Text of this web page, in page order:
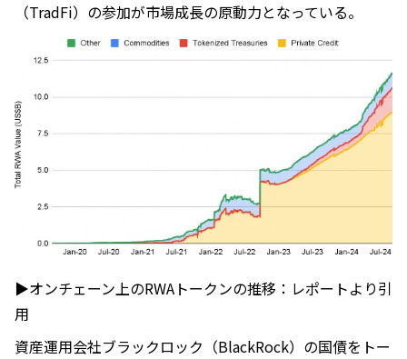
（TradFi）の参加が市場成長の原動力となっている。
▶︎オンチェーン上のRWAトークンの推移：レポートより引
用
資産運用会社ブラックロック（BlackRock）の国債をトー